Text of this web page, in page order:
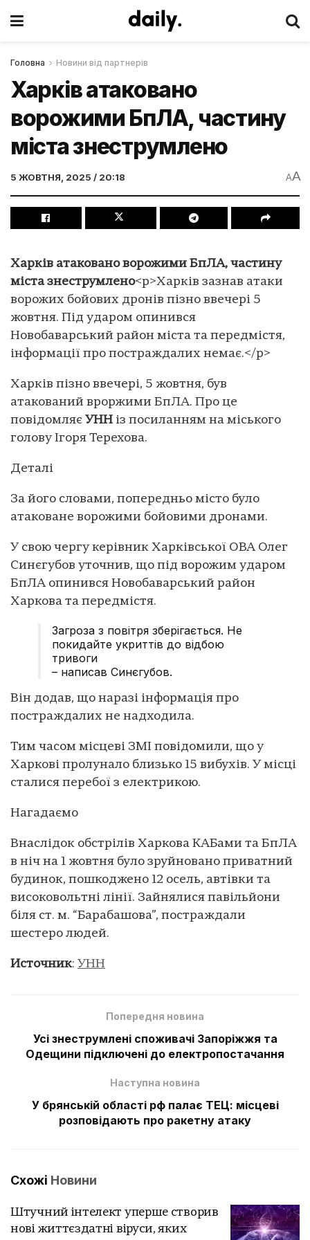
Головна Новини від партнерів
Харків атаковано
ворожими БпЛА, частину
міста знеструмлено
5 ЖОВТНЯ, 2025 / 20:18 AA
Харків атаковано ворожими БпЛА, частину
міста знеструмлено<p>Харків зазнав атаки
ворожих бойових дронів пізно ввечері 5
жовтня. Під ударом опинився
Новобаварський район міста та передмістя,
інформації про постраждалих немає.</p>
Харків пізно ввечері, 5 жовтня, був
атакований вроржими БпЛА. Про це
повідомляє УНН із посиланням на міського
голову Ігоря Терехова.
Деталі
За його словами, попередньо місто було
атаковане ворожими бойовими дронами.
У свою чергу керівник Харківської ОВА Олег
Синєгубов уточнив, що під ворожим ударом
БпЛА опинився Новобаварський район
Харкова та передмістя.
Загроза з повітря зберігається. Не
покидайте укриттів до відбою
тривоги
– написав Синєгубов.
Він додав, що наразі інформація про
постраждалих не надходила.
Тим часом місцеві ЗМІ повідомили, що у
Харкові пролунало близько 15 вибухів. У місці
сталися перебої з електрикою.
Нагадаємо
Внаслідок обстрілів Харкова КАБами та БпЛА
в ніч на 1 жовтня було зруйновано приватний
будинок, пошкоджено 12 осель, автівки та
високовольтні лінії. Зайнялися павільйони
біля ст. м. “Барабашова”, постраждали
шестеро людей.
Источник: УНН
Попередня новина
Усі знеструмлені споживачі Запоріжжя та
Одещини підключені до електропостачання
Наступна новина
У брянській області рф палає ТЕЦ: місцеві
розповідають про ракетну атаку
Схожі Новини
Штучний інтелект уперше створив
нові життєздатні віруси, яких